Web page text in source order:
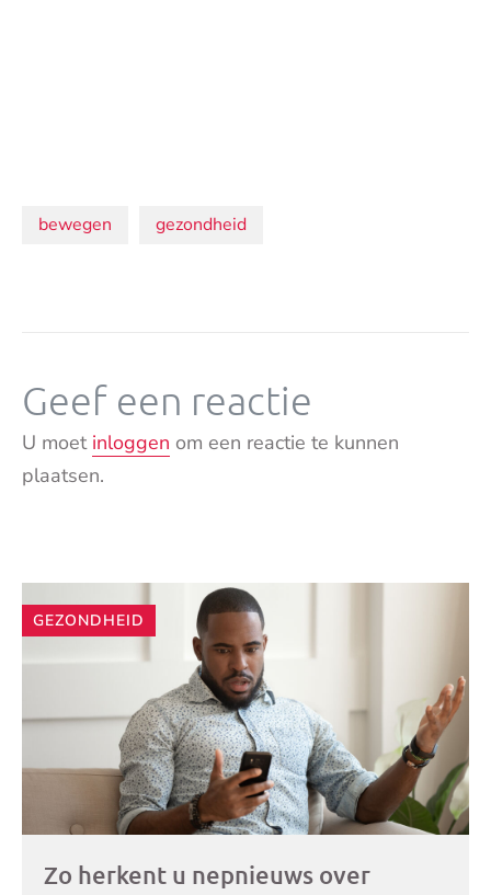
Onderwerpen:
bewegen gezondheid
Geef een reactie
U moet inloggen om een reactie te kunnen
plaatsen.
Andere
artikelen
GEZONDHEID
Zo herkent u nepnieuws over